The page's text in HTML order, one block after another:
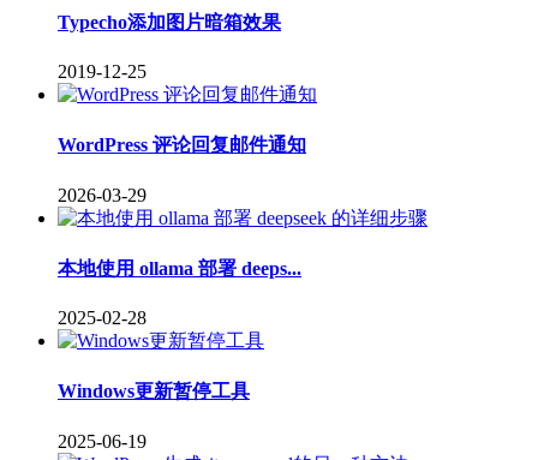
Typecho添加图片暗箱效果
2019-12-25
WordPress 评论回复邮件通知
2026-03-29
本地使用 ollama 部署 deeps...
2025-02-28
Windows更新暂停工具
2025-06-19